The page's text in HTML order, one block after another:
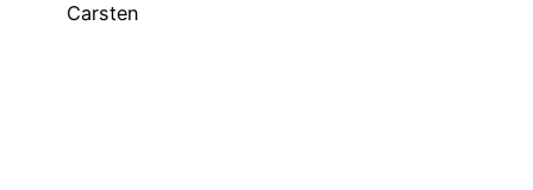
Carsten